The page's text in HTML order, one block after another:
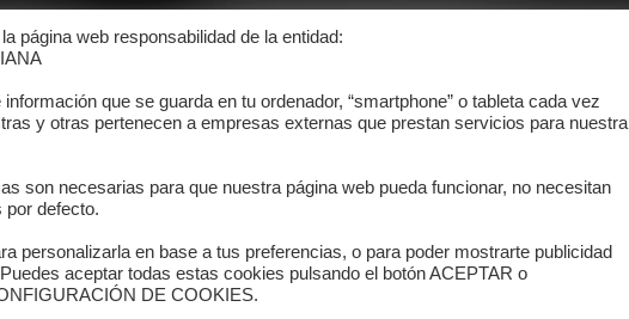
página web responsabilidad de la entidad:
que se guarda en tu ordenador, “smartphone” o tableta cada vez
y otras pertenecen a empresas externas que prestan servicios para nuestra
son necesarias para que nuestra página web pueda funcionar, no necesitan
por defecto.
personalizarla en base a tus preferencias, o para poder mostrarte publicidad
aceptar todas estas cookies pulsando el botón ACEPTAR o
DE COOKIES.